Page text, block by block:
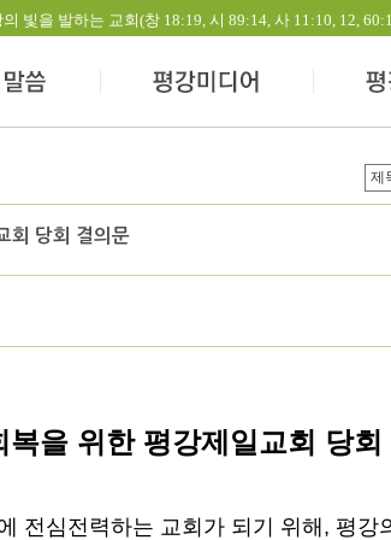
빛을 발하는 교회(창 18:19, 시 89:14, 사 11:10, 12,
회 당회 결의문
을 위한 평강제일교회 당회
전심전력하는 교회가 되기 위해 , 평강